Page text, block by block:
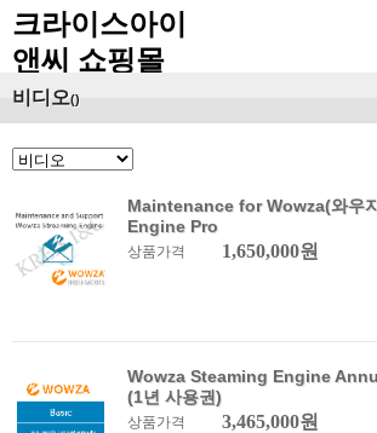
크라이스아이
앤씨 쇼핑몰
비디오()
Maintenance for Wowza(와우
Engine Pro
상품가격 1,650,000원
Wowza Steaming Engine
(1년 사용권)
상품가격 3,465,000원